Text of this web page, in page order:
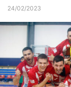
24/02/2023